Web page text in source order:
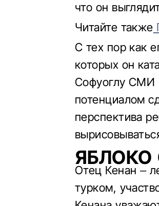
что он
Читайте также
С тех пор как
которых он
Софуоглу СМИ
потенциалом
перспектива
Отец Кенан –
турком,